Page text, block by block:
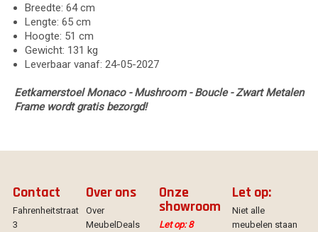
Breedte: 64 cm
Lengte: 65 cm
Hoogte: 51 cm
Gewicht: 131 kg
Leverbaar vanaf: 24-05-2027
Eetkamerstoel Monaco - Mushroom - Boucle - Zwart Metalen
Frame wordt gratis bezorgd!
Contact
Fahrenheitstraat
3
Over ons
Over
MeubelDeals
Onze
showroom
Let op: 8
Let op:
Niet alle
meubelen staan